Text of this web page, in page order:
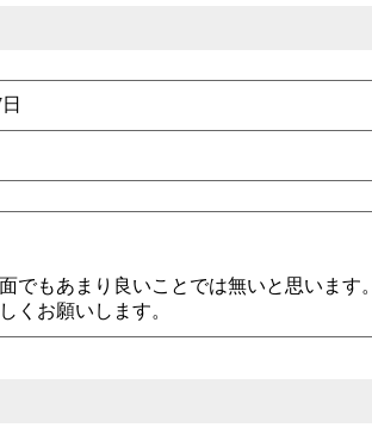
もあまり良いことでは無いと思います。
くお願いします。